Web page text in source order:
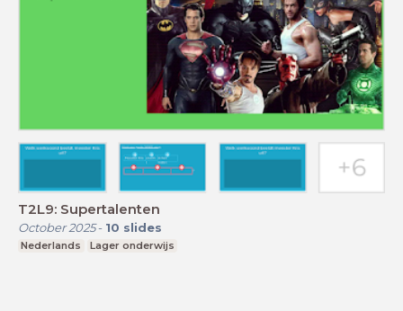
T2L9: Supertalenten
October 2025- 10 slides
Nederlands Lager onderwijs